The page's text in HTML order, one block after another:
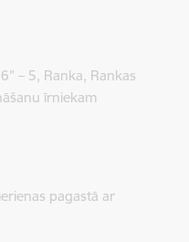
– 5, Ranka, Rankas
īrniekam
pagastā ar